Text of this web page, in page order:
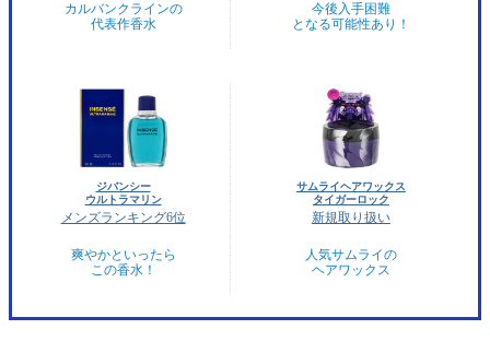
カルバンクラインの
代表作香水
今後入手困難
となる可能性あり！
ジバンシー
ウルトラマリン
メンズランキング6位
爽やかといったら
この香水！
サムライヘアワックス
タイガーロック
新規取り扱い
人気サムライの
ヘアワックス